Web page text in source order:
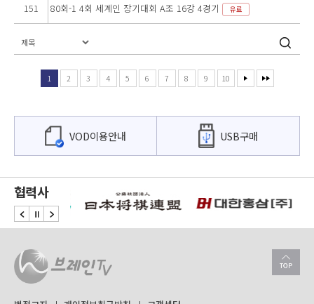
151 80회-1 4회 세계인 장기대회 A조 16강 4경기 유료
1 2 3 4 5 6 7 8 9 10
VOD이용안내 USB구매
협력사